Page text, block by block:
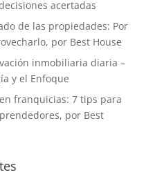
acertadas
de las propiedades: Por
por Best House
inmobiliaria diaria –
y el Enfoque
franquicias: 7 tips para
por Best